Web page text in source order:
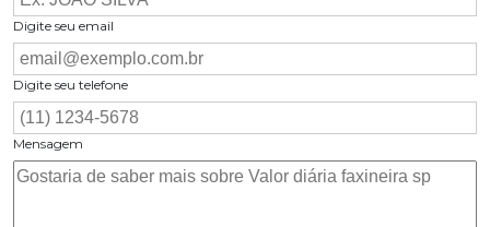
Digite seu email
Digite seu telefone
Mensagem